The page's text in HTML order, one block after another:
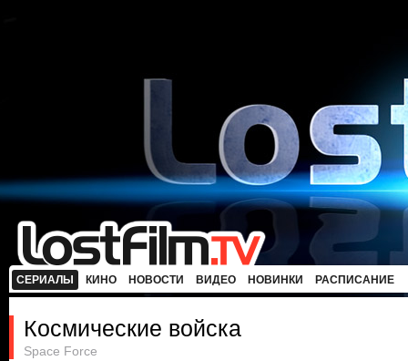
СЕРИАЛЫ КИНО НОВОСТИ ВИДЕО НОВИНКИ РАСПИСАНИЕ
Космические войска
Space Force